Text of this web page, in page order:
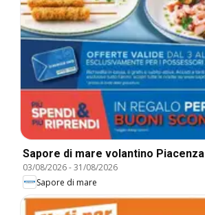
Sapore di mare volantino Piacenza
03/08/2026-31/08/2026
Sapore di mare